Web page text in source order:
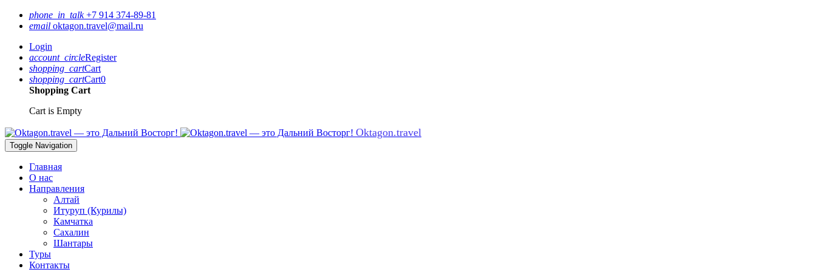
phone_in_talk +7 914 374-89-81
email oktagon.travel@mail.ru
Login
account_circleRegister
shopping_cartCart
shopping_cartCart0
Shopping Cart
Cart is Empty
Oktagon.travel
Toggle Navigation
Главная
О нас
Направления
Алтай
Итуруп (Курилы)
Камчатка
Сахалин
Шантары
Туры
Контакты